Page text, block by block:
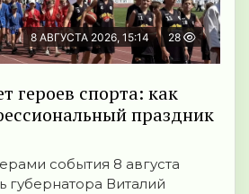
8 АВГУСТА 2026, 15:14 28
героев спорта: как
праздник
события 8 августа
губернатора Виталий